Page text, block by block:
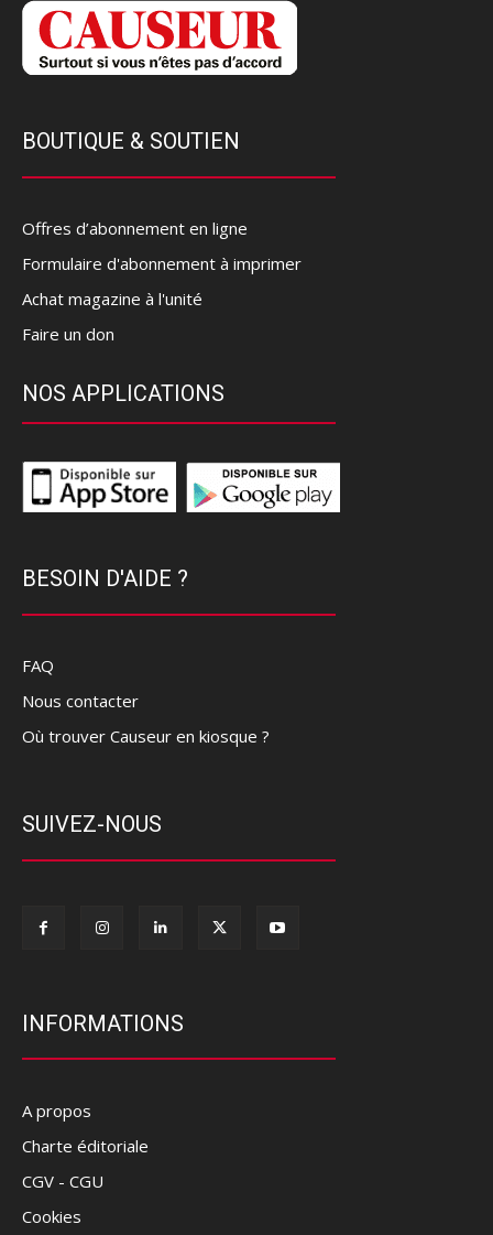
BOUTIQUE & SOUTIEN
Offres d’abonnement en ligne
Formulaire d'abonnement à imprimer
Achat magazine à l'unité
Faire un don
NOS APPLICATIONS
BESOIN D'AIDE ?
FAQ
Nous contacter
Où trouver Causeur en kiosque ?
SUIVEZ-NOUS
INFORMATIONS
A propos
Charte éditoriale
CGV - CGU
Cookies